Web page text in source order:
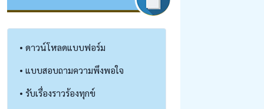
• ดาวน์โหลดแบบฟอร์ม
• แบบสอบถามความพึงพอใจ
• รับเรื่องราวร้องทุกข์